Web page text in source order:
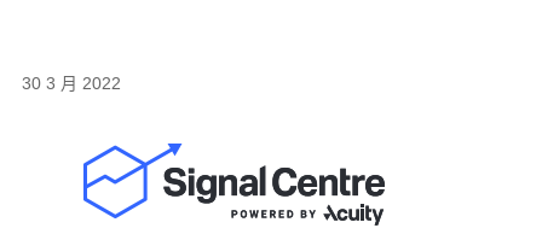
30 3 月 2022